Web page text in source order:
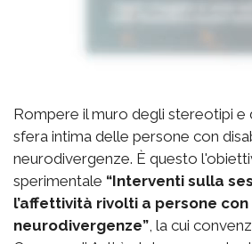
Rompere il muro degli stereotipi e
sfera intima delle persone con
neurodivergenze. È questo
sperimentale “Interventi sulla
l’affettività rivolti a persone
neurodivergenze”, la cui